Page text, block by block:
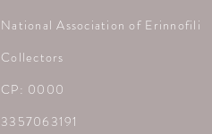
National Association of Erinnofili
Collectors
CP: 0000
3357063191